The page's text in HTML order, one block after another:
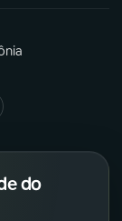
do